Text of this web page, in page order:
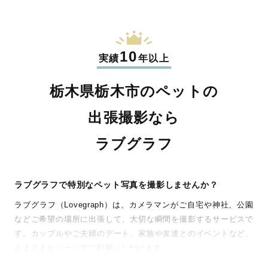
実績10年以上
栃木県栃木市のペットの
出張撮影なら
ラブグラフ
ラブグラフで特別なペット写真を撮影しませんか？
ラブグラフ（Lovegraph）は、カメラマンがご自宅や神社、公園
などご希望の場所に出張して、大切な瞬間を撮影するサービスで
す。カップルやご夫婦のデート、家族や友達とのイベントなど、